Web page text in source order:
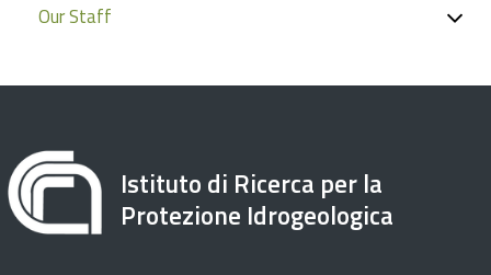
Our Staff
Istituto di Ricerca per la
Protezione Idrogeologica